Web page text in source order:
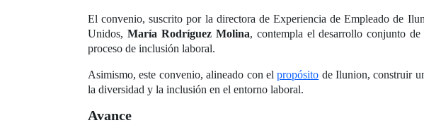
El convenio, suscrito por la directora de Experiencia de Empleado de
Unidos, María Rodríguez Molina, contempla el desarrollo conjunto
proceso de inclusión laboral.
Asimismo, este convenio, alineado con elpropósito de Ilunion, construir
la diversidad y la inclusión en el entorno laboral.
Avance